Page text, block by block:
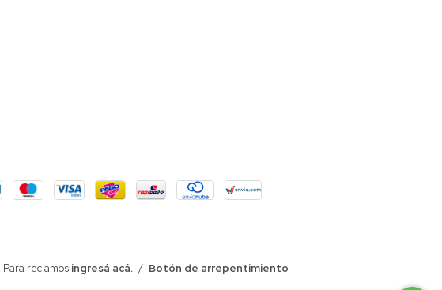
reclamos ingresá acá. / Botón de arrepentimiento